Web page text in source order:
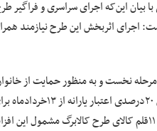
بیان این‌که اجرای سراسری و فراگیر
اجرای اثربخش این طرح نیازمند
نخست و به منظور حمایت از
خمینی(ره) افزایش